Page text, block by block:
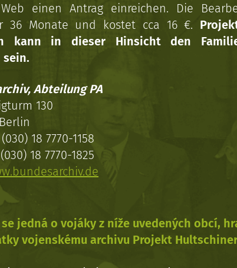
einen Antrag einreichen. Die
36 Monate und kostet cca 16 €.
kann in dieser Hinsicht den
Abteilung PA
130
18 7770-1158
18 7770-1825
jedná o vojáky z níže uvedených obcí,
vojenskému archivu Projekt